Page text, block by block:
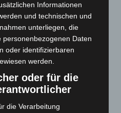
Informationen
und technischen und
unterliegen, die
Daten
oder identifizierbaren
werden.
oder für die
die Verarbeitung